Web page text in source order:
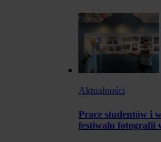
Aktualności
Prace studentów i
festiwalu fotografii